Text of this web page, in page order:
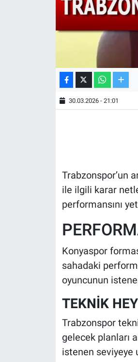
30.03.2026 - 21:01
Trabzonspor’un
ile ilgili karar
performansını
Konyaspor
sahadaki
oyuncunun
TEKNİK
Trabzonspor
gelecek planları
istenen seviyeye
KÜLTÜR SANAT
MAGAZİN
Bilim, Teknoloji